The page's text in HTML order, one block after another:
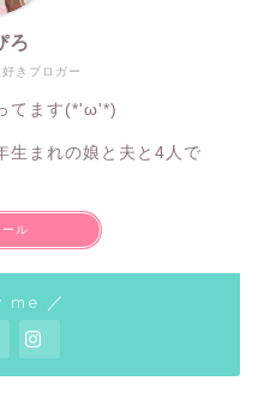
きブロガー
ろ
てます(*'ω'*)
生まれの娘と夫と4人で
ル
me ／